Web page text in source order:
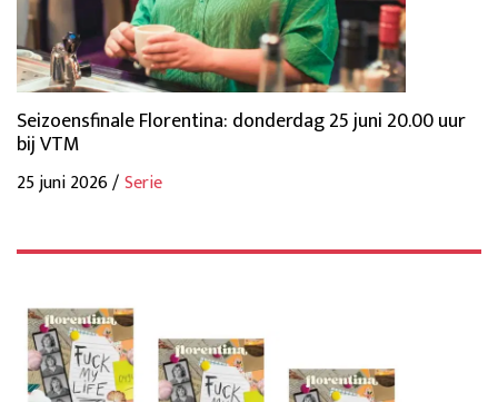
Seizoensfinale Florentina: donderdag 25 juni 20.00 uur
bij VTM
25 juni 2026 /Serie